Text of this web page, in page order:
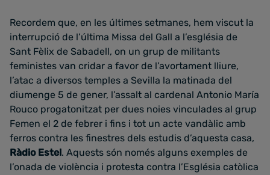
Recordem que, en les últimes setmanes, hem viscut la
interrupció de l’última Missa del Gall a l’església de
Sant Fèlix de Sabadell, on un grup de militants
feministes van cridar a favor de l’avortament lliure,
l’atac a diversos temples a Sevilla la matinada del
diumenge 5 de gener, l’assalt al cardenal Antonio María
Rouco progatonitzat per dues noies vinculades al grup
Femen el 2 de febrer i fins i tot un acte vandàlic amb
ferros contra les finestres dels estudis d’aquesta casa,
Ràdio Estel. Aquests són només alguns exemples de
l’onada de violència i protesta contra l’Església catòlica